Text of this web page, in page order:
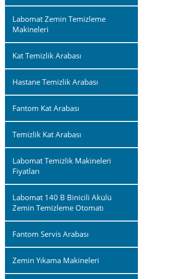
Labomat Zemin Temizleme
Makineleri
Kat Temizlik Arabası
Hastane Temizlik Arabası
Fantom Kat Arabası
Temizlik Kat Arabası
Labomat Temizlik Makineleri
Fiyatları
Labomat 140 B Binicili Akülü
Zemin Temizleme Otomatı
Fantom Servis Arabası
Zemin Yıkama Makineleri